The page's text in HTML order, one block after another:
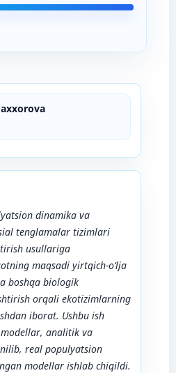
dinamika va
tenglamalar tizimlari
usullariga
maqsadi yirtqich-o‘lja
boshqa biologik
orqali ekotizimlarning
iborat. Ushbu ish
analitik va
real populyatsion
modellar ishlab chiqildi.